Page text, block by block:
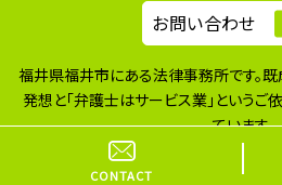
お問い合わせ
福井県福井市にある法律事務所です。既
発想と「弁護士はサービス業」という
ています。